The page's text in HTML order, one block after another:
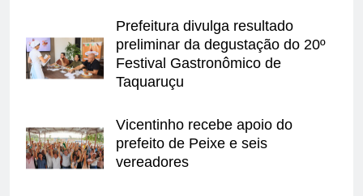
Prefeitura divulga resultado
preliminar da degustação do 20º
Festival Gastronômico de
Taquaruçu
Vicentinho recebe apoio do
prefeito de Peixe e seis
vereadores